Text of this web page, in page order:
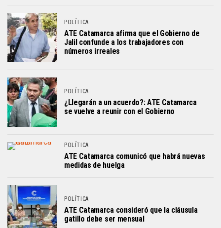
POLÍTICA
ATE Catamarca afirma que el Gobierno de
Jalil confunde a los trabajadores con
números irreales
POLÍTICA
¿Llegarán a un acuerdo?: ATE Catamarca
se vuelve a reunir con el Gobierno
POLÍTICA
ATE Catamarca comunicó que habrá nuevas
medidas de huelga
POLÍTICA
ATE Catamarca consideró que la cláusula
gatillo debe ser mensual